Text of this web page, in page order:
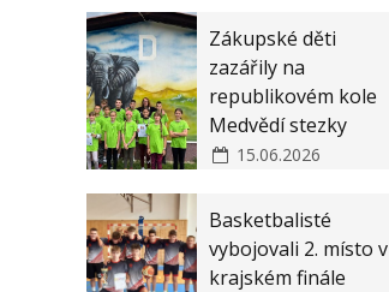
Zákupské děti
zazářily na
republikovém kole
Medvědí stezky
15.06.2026
Basketbalisté
vybojovali 2. místo v
krajském finále